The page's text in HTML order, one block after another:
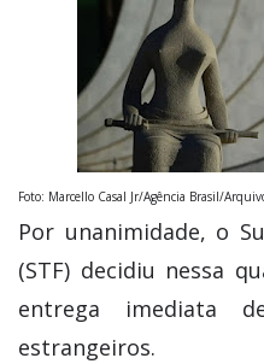
Foto: Marcello Casal Jr/Agência Brasil/
Por unanimidade, o
(STF) decidiu nessa
entrega imediata
estrangeiros.